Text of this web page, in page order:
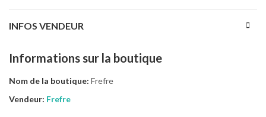
INFOS VENDEUR
Informations sur la boutique
Nom de la boutique: Frefre
Vendeur: Frefre